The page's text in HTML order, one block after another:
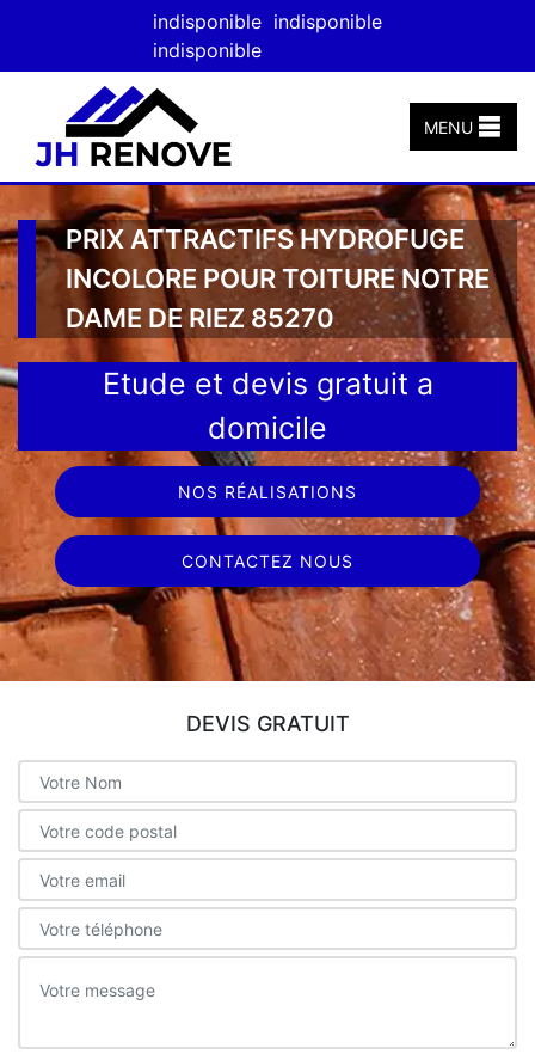
indisponible indisponible
indisponible
MENU
PRIX ATTRACTIFS HYDROFUGE
INCOLORE POUR TOITURE NOTRE
DAME DE RIEZ 85270
Etude et devis gratuit a
domicile
NOS RÉALISATIONS
CONTACTEZ NOUS
DEVIS GRATUIT